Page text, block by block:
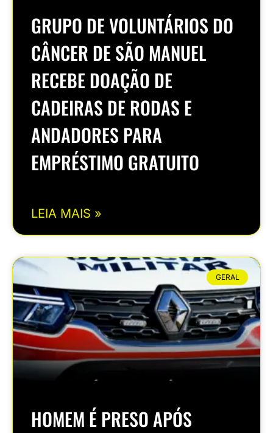
GRUPO DE VOLUNTÁRIOS DO
CÂNCER DE SÃO MANUEL
RECEBE DOAÇÃO DE
CADEIRAS DE RODAS E
ANDADORES PARA
EMPRÉSTIMO GRATUITO
LEIA MAIS »
GERAL
HOMEM É PRESO APÓS